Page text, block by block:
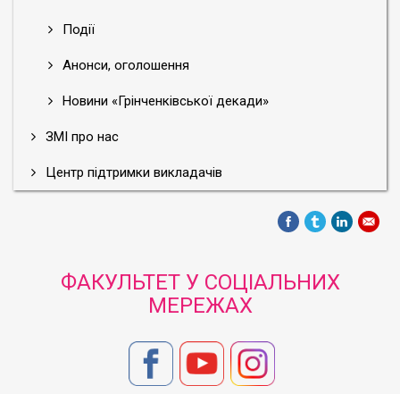
Події
Анонси, оголошення
Новини «Грінченківської декади»
ЗМІ про нас
Центр підтримки викладачів
ФАКУЛЬТЕТ У СОЦІАЛЬНИХ
МЕРЕЖАХ